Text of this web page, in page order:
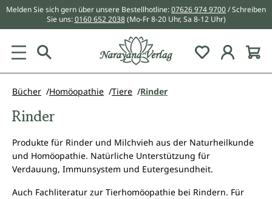
springen
Melden Sie sich gern über unsere Bestellhotline:07626 974 9700/ Schreiben
Sie uns:0160 652 2038 (Mo-Fr 8-20 Uhr, Sa 8-12 Uhr)
Du hast 0
Bücher Homöopathie Tiere Rinder
Rinder
Produkte für Rinder und Milchvieh aus der Naturheilkunde
und Homöopathie. Natürliche Unterstützung für
Verdauung, Immunsystem und Eutergesundheit.
Auch Fachliteratur zur Tierhomöopathie bei Rindern. Für